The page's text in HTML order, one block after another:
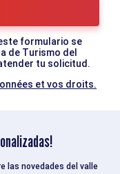
formulario se
de Turismo del
tu solicitud.
et vos droits.
las novedades del valle